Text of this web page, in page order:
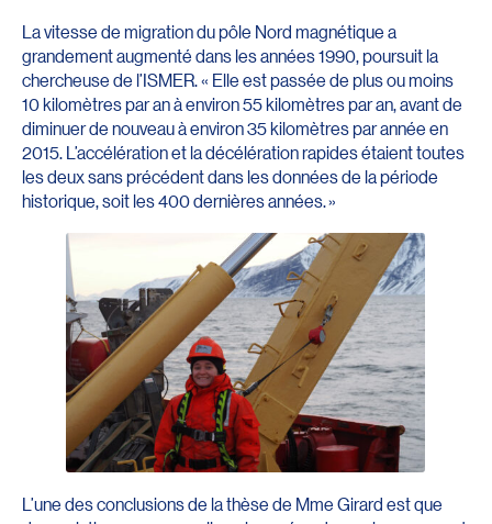
La vitesse de migration du pôle Nord magnétique a
grandement augmenté dans les années 1990, poursuit la
chercheuse de l’ISMER. « Elle est passée de plus ou moins
10 kilomètres par an à environ 55 kilomètres par an, avant de
diminuer de nouveau à environ 35 kilomètres par année en
2015. L’accélération et la décélération rapides étaient toutes
les deux sans précédent dans les données de la période
historique, soit les 400 dernières années. »
L’une des conclusions de la thèse de Mme Girard est que